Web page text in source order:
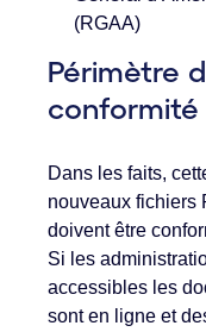
(RGAA)
Périmètre
conformité
Dans les faits,
nouveaux fichiers
doivent être
Si les
accessibles les
sont en ligne et